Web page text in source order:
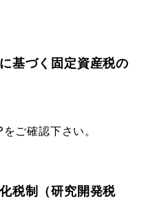
基づく固定資産税の
ご確認下さい。
税制（研究開発税